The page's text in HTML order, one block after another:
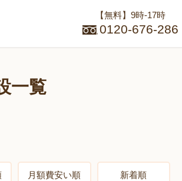
【無料】9時-17時
0120-676-286
一覧
月額費安い順 新着順